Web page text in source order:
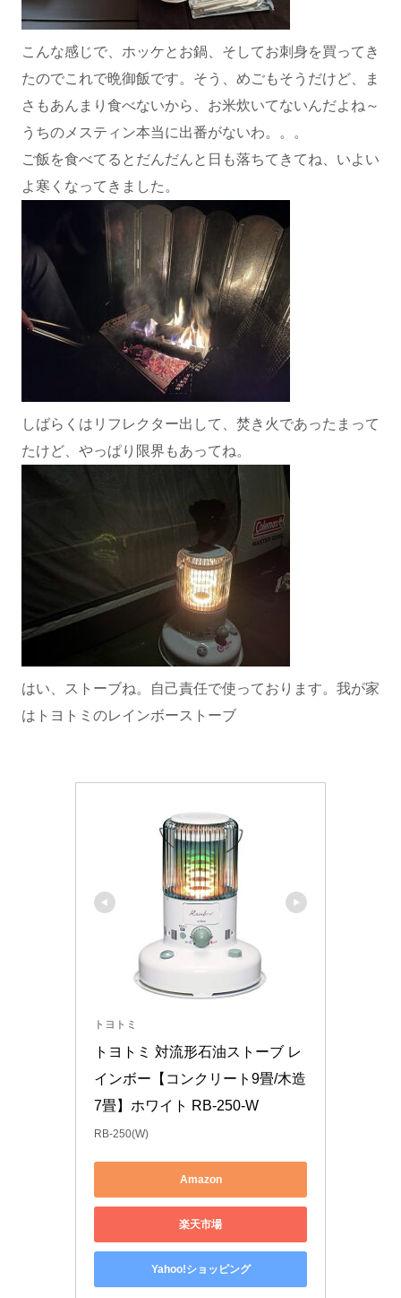
こんな感じで、ホッケとお鍋、そしてお刺身を買ってき
たのでこれで晩御飯です。そう、めごもそうだけど、ま
さもあんまり食べないから、お米炊いてないんだよね～
うちのメスティン本当に出番がないわ。。。
ご飯を食べてるとだんだんと日も落ちてきてね、いよい
よ寒くなってきました。
しばらくはリフレクター出して、焚き火であったまって
たけど、やっぱり限界もあってね。
はい、ストーブね。自己責任で使っております。我が家
はトヨトミのレインボーストーブ
トヨトミ
トヨトミ 対流形石油ストーブ レ
インボー【コンクリート9畳/木造
7畳】ホワイト RB-250-W
RB-250(W)
Amazon
楽天市場
Yahoo!ショッピング